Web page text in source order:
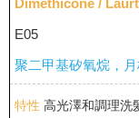
Dimethicone /
E05
聚二甲基矽氧烷，
高光澤和調理洗